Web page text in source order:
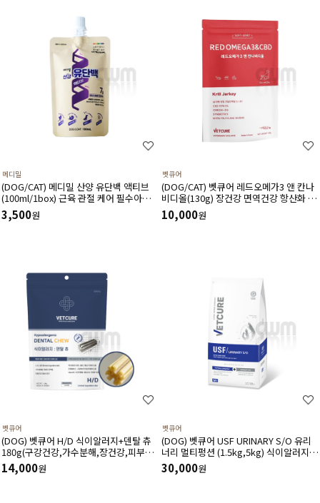
메디밀
(DOG/CAT) 메디밀 산양 유단백 액티브
(100ml/1box) 근육 관절 케어 필수아미
노산 아르기닌 함유 한끼 사료 대용 고단
백 저지방 영양보충제
3,500원
벳큐어
(DOG/CAT) 벳큐어 레드오메가3 앤 칸나
비디올(130g) 장건강 면역건강 항산화 피
부건강 피모건강에 도움
10,000원
벳큐어
(DOG) 벳큐어 H/D 식이알러지+덴탈 츄
180g(구강건강,가수분해,장건강,피부건
강에 도움)
14,000원
벳큐어
(DOG) 벳큐어 USF URINARY S/O 유리
너리 멀티펑션 (1.5kg,5kg) 식이알러지
결석관리 가수분해 면역건강 피부관리 피
모관리에 도움
30,000원